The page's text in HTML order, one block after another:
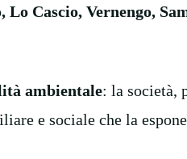
Cascio, Vernengo,
ambientale: la società,
e sociale che la